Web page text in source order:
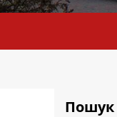
Пошук